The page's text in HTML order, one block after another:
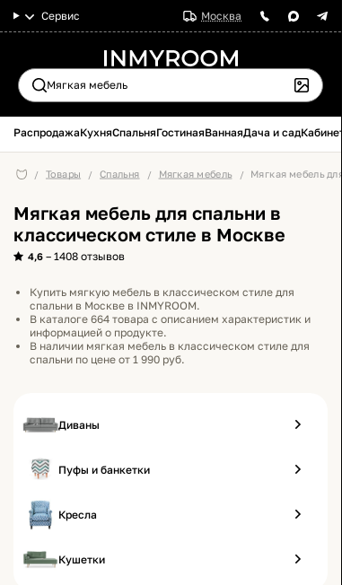
Сервис Москва
РаспродажаКухняСпальняГостинаяВаннаяДача и садКабинет
Товары Спальня Мягкая мебель Мягкая мебель для
Мягкая мебель для спальни в
классическом стиле в Москве
4,6 – 1408 отзывов
Купить мягкую мебель в классическом стиле для
спальни в Москве в INMYROOM.
В каталоге 664 товара с описанием характеристик и
информацией о продукте.
В наличии мягкая мебель в классическом стиле для
спальни по цене от 1 990 руб.
Диваны
Пуфы и банкетки
Кресла
Кушетки